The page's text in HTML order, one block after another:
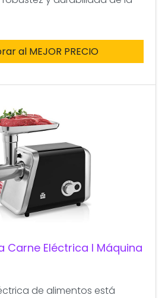
al MEJOR PRECIO
Carne Eléctrica I Máquina
de alimentos está